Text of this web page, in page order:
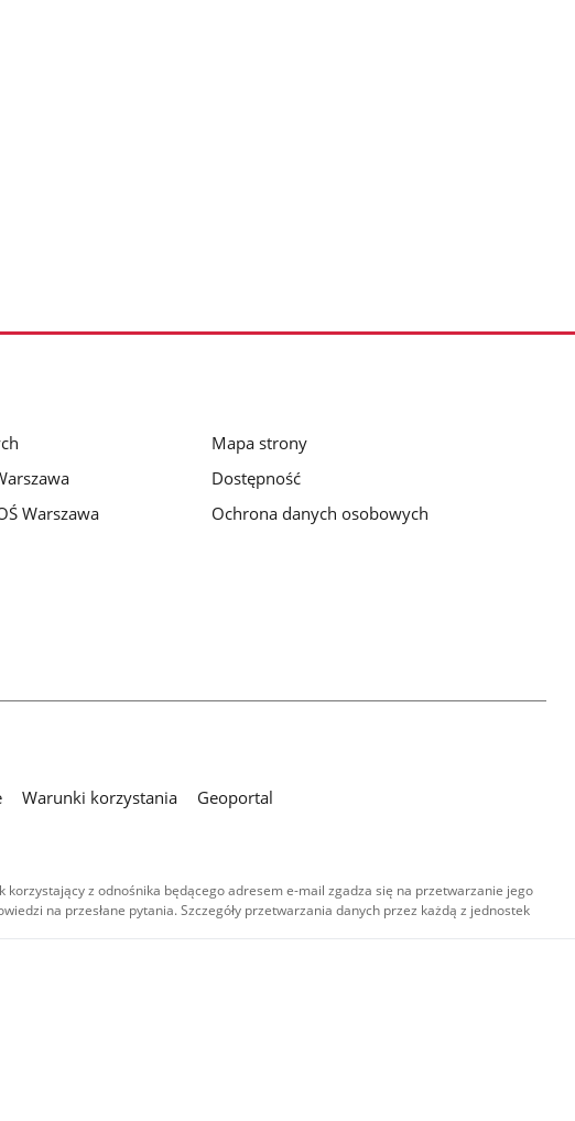
Warszawa
Mapa strony
Dostępność
Ochrona danych osobowych
Warunki korzystania
Geoportal
z odnośnika będącego adresem e-mail zgadza się na przetwarzanie jego
na przesłane pytania. Szczegóły przetwarzania danych przez każdą z jednostek
i wideo,
-